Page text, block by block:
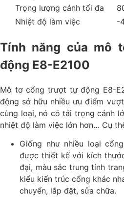
Trọng lượng cánh tối đa
Nhiệt độ làm việc
-
Tính năng của mô
động E8-E2100
Mô tơ cổng trượt tự động E8-
động sở hữu nhiều ưu điểm
cùng loại, nó có tải trọng cánh
nhiệt độ làm việc lớn hơn… Cụ
Giống như nhiều loại
được thiết kế với kích
đại, màu sắc trung tính
kiểu kiến trúc cổng khác
chuyển, lắp đặt, sửa chữa.